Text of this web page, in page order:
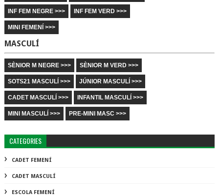
INF FEM NEGRE >>> INF FEM VERD >>>
MINI FEMENÍ >>>
MASCULÍ
SÈNIOR M NEGRE >>> SÈNIOR M VERD >>>
SOTS21 MASCULÍ >>> JÚNIOR MASCULÍ >>>
CADET MASCULÍ >>> INFANTIL MASCULÍ >>>
MINI MASCULÍ >>> PRE-MINI MASC >>>
CATEGORIES
CADET FEMENÍ
CADET MASCULÍ
ESCOLA FEMENÍ